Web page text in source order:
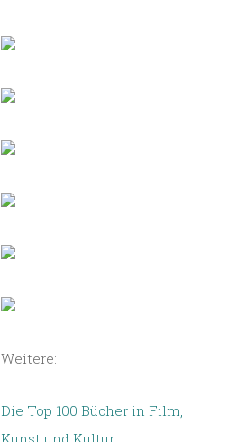
Weitere:
Die Top 100 Bücher in Film,
Kunst und Kultur